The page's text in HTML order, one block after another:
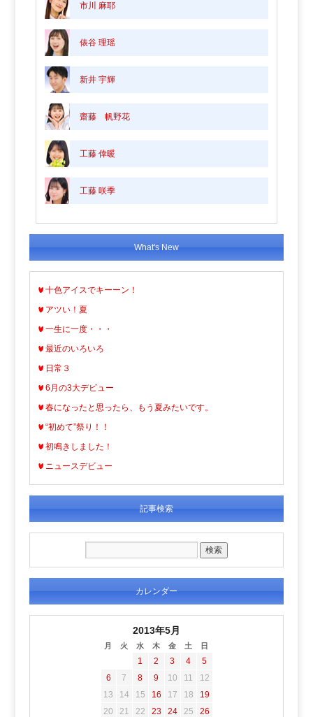
市川 麻耶
俵谷 理瑶
新井 宇輝
齋藤 帆野花
工藤 倖暖
工藤 咲季
What's New
十色アイスでキーーン！
アツい！夏
一生に一度・・・
最近のいろいろ
日常３
6月の3大デビュー
春になったと思ったら、もう夏みたいです。
“初めて”祭り！！
初鳴きしました！
ニュースデビュー
記事検索
カレンダー
2013年5月
月 火 水 木 金 土 日
1 2 3 4
5
6
7 8 9 10 11
12
13
14 15 16 17 18
19
20
21 22 23 24 25
26